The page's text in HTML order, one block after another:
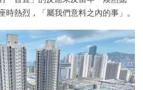
時熱烈，「屬我們意料之內的事」。